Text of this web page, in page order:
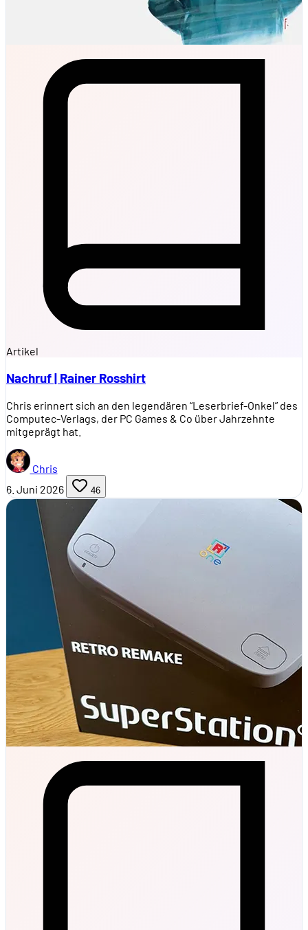
Artikel
Nachruf | Rainer Rosshirt
Chris erinnert sich an den legendären “Leserbrief-Onkel” des
Computec-Verlags, der PC Games & Co über Jahrzehnte
mitgeprägt hat.
Chris
6. Juni 2026
46